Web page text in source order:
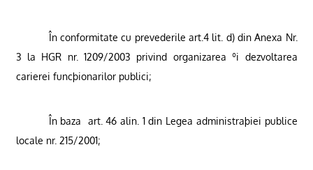
În conformitate cu prevederile art.4 lit. d) din Anexa Nr.
3 la HGR nr. 1209/2003 privind organizarea ºi dezvoltarea
carierei funcþionarilor publici;
În baza
art. 46 alin. 1 din Legea administraþiei publice
locale nr. 215/2001;